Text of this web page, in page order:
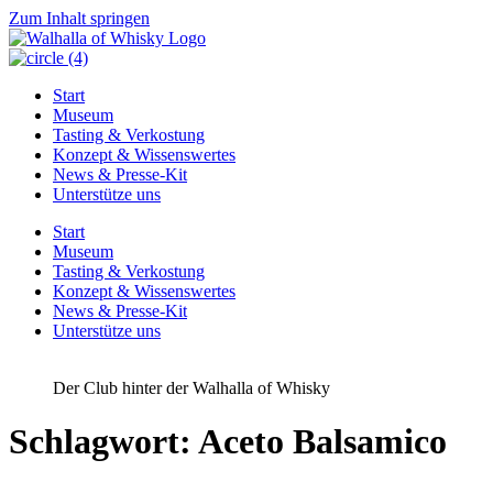
Zum Inhalt springen
Start
Museum
Tasting & Verkostung
Konzept & Wissenswertes
News & Presse-Kit
Unterstütze uns
Start
Museum
Tasting & Verkostung
Konzept & Wissenswertes
News & Presse-Kit
Unterstütze uns
Der Club hinter der Walhalla of Whisky
Schlagwort: Aceto Balsamico